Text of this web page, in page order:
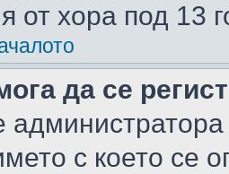
от хора под 13
да се
с което се